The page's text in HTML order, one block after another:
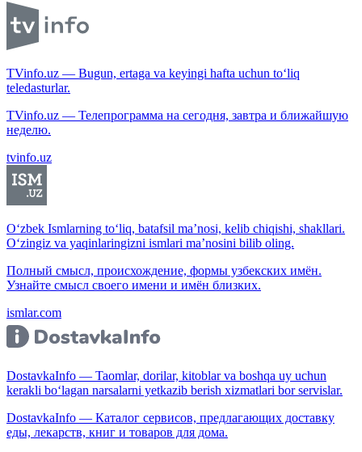
TVinfo.uz — Bugun, ertaga va keyingi hafta uchun to‘liq
teledasturlar.
TVinfo.uz — Телепрограмма на сегодня, завтра и ближайшую
неделю.
tvinfo.uz
O‘zbek Ismlarning to‘liq, batafsil ma’nosi, kelib chiqishi, shakllari.
O‘zingiz va yaqinlaringizni ismlari ma’nosini bilib oling.
Полный смысл, происхождение, формы узбекских имён.
Узнайте смысл своего имени и имён близких.
ismlar.com
DostavkaInfo — Taomlar, dorilar, kitoblar va boshqa uy uchun
kerakli bo‘lagan narsalarni yetkazib berish xizmatlari bor servislar.
DostavkaInfo — Каталог сервисов, предлагающих доставку
еды, лекарств, книг и товаров для дома.